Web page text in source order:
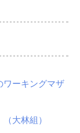
ワーキングマザ
大林組）